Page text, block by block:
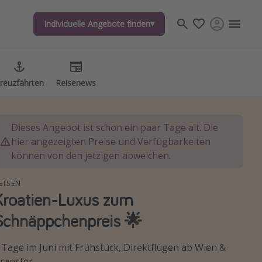
Individuelle Angebote finden
Reisenews
Individuelle Angebote finden
Reisenews
Dieses Angebot ist schon ein paar Tage alt. Die
hier angezeigten Preise und Verfügbarkeiten
können von den jetzigen abweichen.
Luxus zum
🌟
Tage im Juni mit Frühstück, Direktflügen ab Wien &